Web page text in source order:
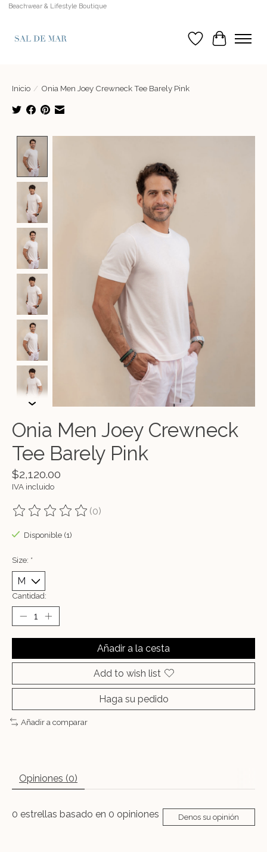
Beachwear & Lifestyle Boutique
Lista de deseos
Cesta
Inicio / Onia Men Joey Crewneck Tee Barely Pink
Onia Men Joey Crewneck
Tee Barely Pink
$2,120.00
IVA incluido
The rating of this product is
(0)
Disponible (1)
Size: *
Cantidad:
Añadir a la cesta
Add to wish list
Haga su pedido
Añadir a comparar
Opiniones (0)
0 estrellas basado en 0 opiniones Denos su opinión